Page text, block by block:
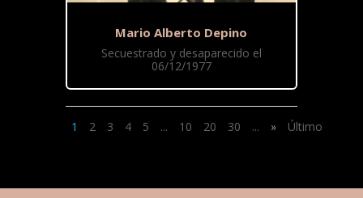
Mario Alberto Depino
Secuestrado y desaparecido el
06/12/1977
1 2 3 4 5 ... 10 20 30 ... » Último